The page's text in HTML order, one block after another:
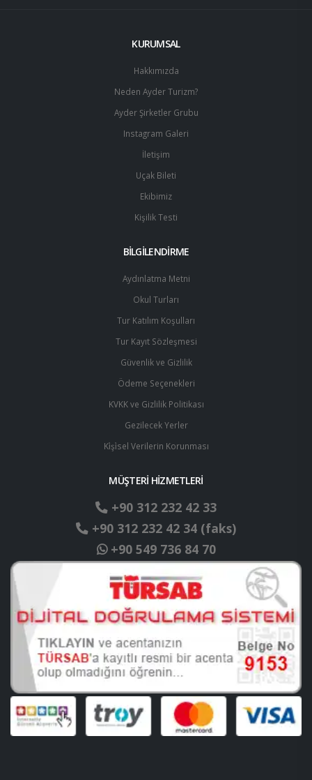
KURUMSAL
Hakkımızda
Neden Ayder Turizm?
Ayder Şirketler Grubu
Instagram Galeri
İletişim
Uçak Bileti
Ekibimiz
Kişilik Testi
BİLGİLENDİRME
Aydınlatma Metni
Okul Turları
Tur Katılım Koşulları
Tur Kayıt Sözleşmesi
Güvenlik ve Gizlilik
Ödeme Seçenekleri
KVKK ve Gizlilik Politikası
Gezilecek Yerler
Ki̇şi̇sel Verilerin Korunması
MÜŞTERİ HİZMETLERİ
+90 312 232 42 33
+90 312 232 42 34 (faks)
+90 549 736 84 70